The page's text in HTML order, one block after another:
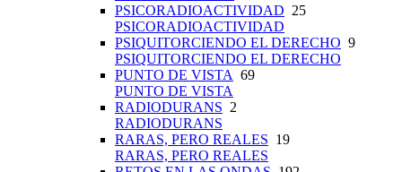
PSICORADIOACTIVIDAD 25
PSICORADIOACTIVIDAD
PSIQUITORCIENDO EL DERECHO 9
PSIQUITORCIENDO EL DERECHO
PUNTO DE VISTA 69
PUNTO DE VISTA
RADIODURANS 2
RADIODURANS
RARAS, PERO REALES 19
RARAS, PERO REALES